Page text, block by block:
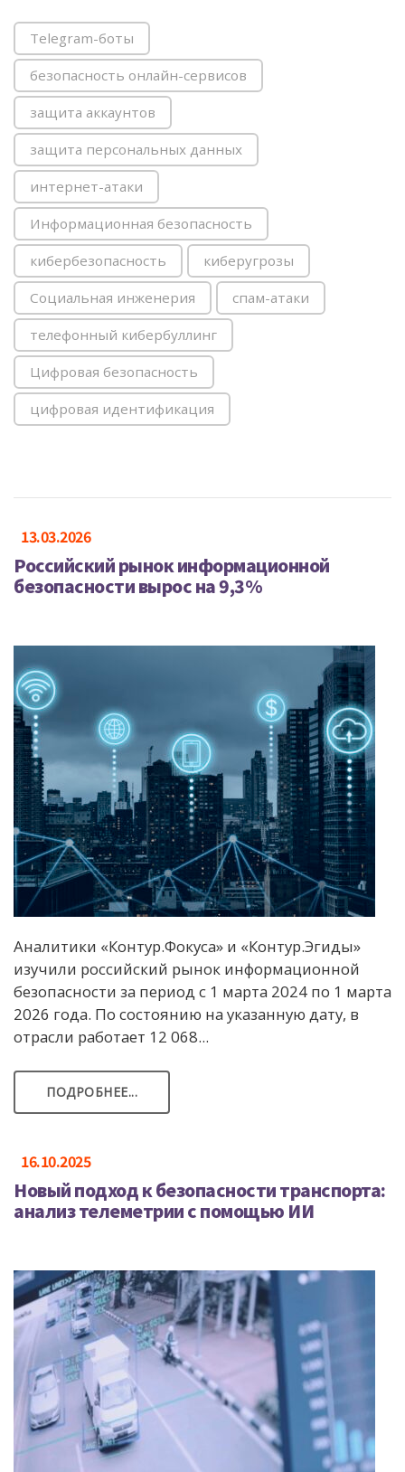
Telegram-боты
безопасность онлайн-сервисов
защита аккаунтов
защита персональных данных
интернет-атаки
Информационная безопасность
кибербезопасность киберугрозы
Социальная инженерия спам-атаки
телефонный кибербуллинг
Цифровая безопасность
цифровая идентификация
13.03.2026
Российский рынок информационной
безопасности вырос на 9,3%
Аналитики «Контур.Фокуса» и «Контур.Эгиды»
изучили российский рынок информационной
безопасности за период с 1 марта 2024 по 1 марта
2026 года. По состоянию на указанную дату, в
отрасли работает 12 068...
ПОДРОБНЕЕ...
16.10.2025
Новый подход к безопасности транспорта:
анализ телеметрии с помощью ИИ